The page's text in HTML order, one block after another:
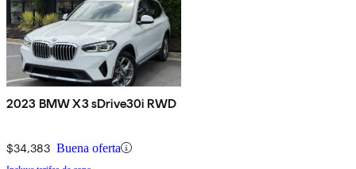
2023 BMW X3 sDrive30i RWD
$34,383 Buena oferta